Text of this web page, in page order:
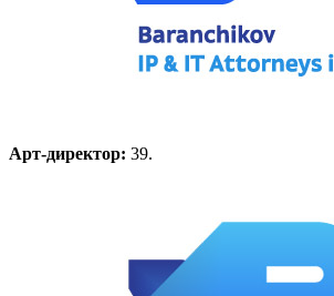
Арт-директор: 39.